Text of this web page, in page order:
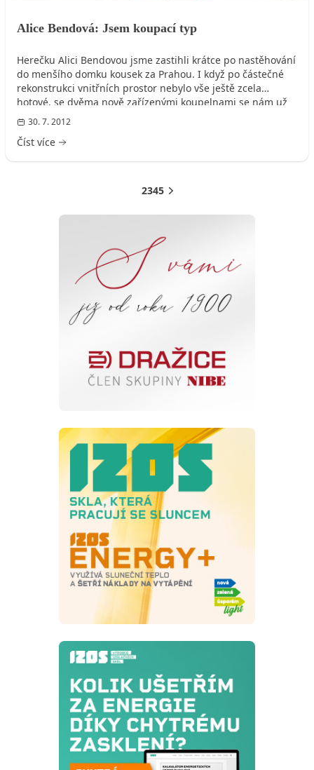
Alice Bendová: Jsem koupací typ
Herečku Alici Bendovou jsme zastihli krátce po nastěhování
do menšího domku kousek za Prahou. I když po částečné
rekonstrukci vnitřních prostor nebylo vše ještě zcela
hotové, se dvěma nově zařízenými koupelnami se nám už
mohla pochlubit.
30. 7. 2012
Číst více
2345Další